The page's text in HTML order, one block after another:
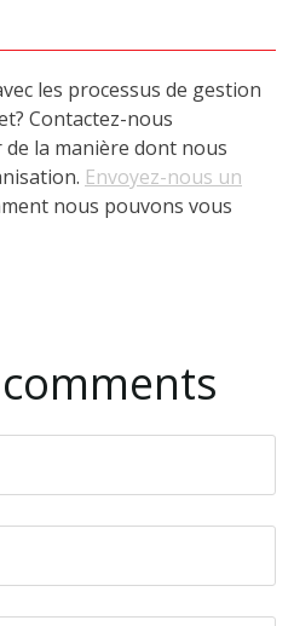
les processus de gestion
Contactez-nous
la manière dont nous
Envoyez-nous un
nous pouvons vous
comments